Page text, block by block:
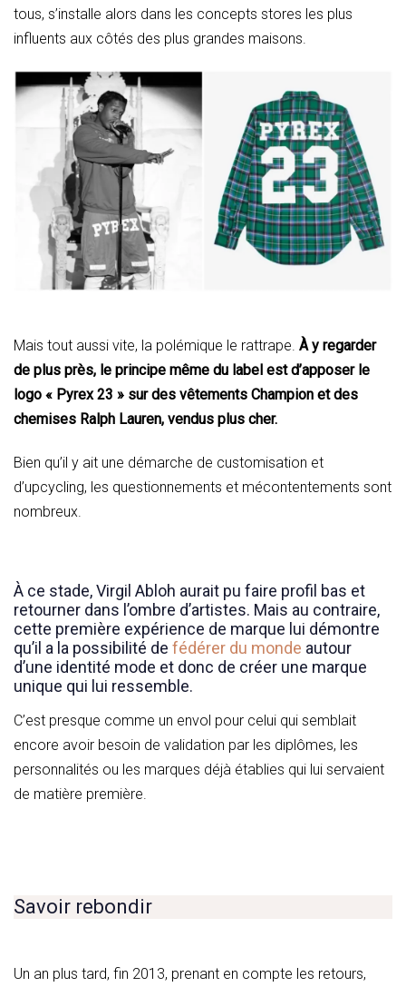
tous, s’installe alors dans les concepts stores les plus
influents aux côtés des plus grandes maisons.
Mais tout aussi vite, la polémique le rattrape. À y regarder
de plus près, le principe même du label est d’apposer le
logo « Pyrex 23 » sur des vêtements Champion et des
chemises Ralph Lauren, vendus plus cher.
Bien qu’il y ait une démarche de customisation et
d’upcycling, les questionnements et mécontentements sont
nombreux.
À ce stade, Virgil Abloh aurait pu faire profil bas et
retourner dans l’ombre d’artistes. Mais au contraire,
cette première expérience de marque lui démontre
qu’il a la possibilité de fédérer du monde autour
d’une identité mode et donc de créer une marque
unique qui lui ressemble.
C’est presque comme un envol pour celui qui semblait
encore avoir besoin de validation par les diplômes, les
personnalités ou les marques déjà établies qui lui servaient
de matière première.
Savoir rebondir
Un an plus tard, fin 2013, prenant en compte les retours,